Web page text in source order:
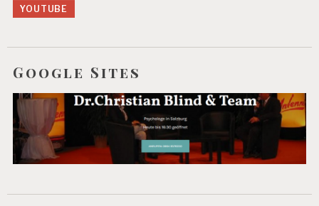
A
R
EI
A
G
M
N
YOUTUBE
Google Sites